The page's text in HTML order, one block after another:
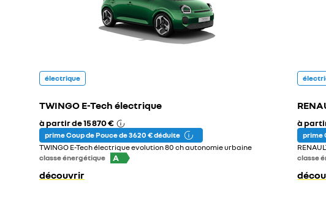
électrique
TWINGO E-Tech électrique
à partir de15 870 €
prime Coup de Pouce de 3 620 € déduite
TWINGO E-Tech électrique evolution 80 ch autonomie urbaine
classe énergétique
A
découvrir
à
prime
classe